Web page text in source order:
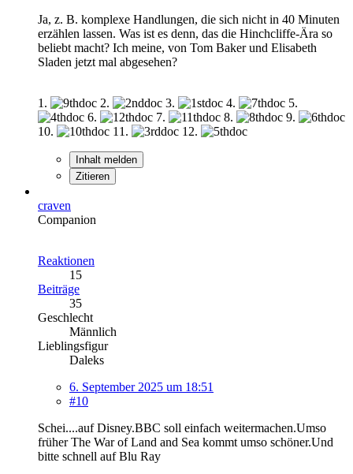
Ja, z. B. komplexe Handlungen, die sich nicht in 40 Minuten
erzählen lassen. Was ist es denn, das die Hinchcliffe-Ära so
beliebt macht? Ich meine, von Tom Baker und Elisabeth
Sladen jetzt mal abgesehen?
1. 2. 3. 4.
5.
6.
7. 8.
9.
10.
11. 12.
Inhalt melden
Zitieren
craven
Companion
Reaktionen
15
Beiträge
35
Geschlecht
Männlich
Lieblingsfigur
Daleks
6. September 2025 um 18:51
#10
Schei....auf Disney.BBC soll einfach weitermachen.Umso
früher The War of Land and Sea kommt umso schöner.Und
bitte schnell auf Blu Ray